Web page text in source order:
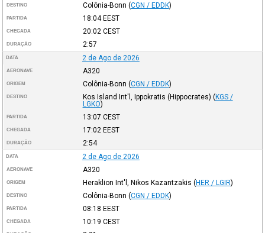
DESTINO Colônia-Bonn (CGN / EDDK)
PARTIDA 18:04EEST
CHEGADA 20:02 CEST
DURAÇÃO 2:57
DATA 2 de Ago de 2026
AERONAVE A320
ORIGEM Colônia-Bonn (CGN / EDDK)
DESTINO Kos Island Int'l, Ippokratis (Hippocrates) (KGS /
LGKO)
PARTIDA 13:07 CEST
CHEGADA 17:02 EEST
DURAÇÃO 2:54
DATA 2 de Ago de 2026
AERONAVE A320
ORIGEM Heraklion Int'l, Nikos Kazantzakis (HER / LGIR)
DESTINO Colônia-Bonn (CGN / EDDK)
PARTIDA 08:18 EEST
CHEGADA 10:19 CEST